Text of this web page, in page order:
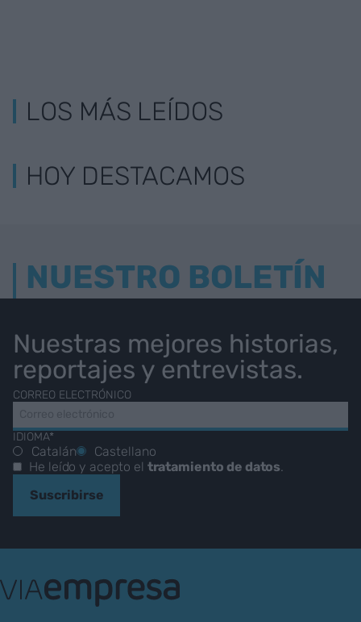
LOS MÁS LEÍDOS
HOY DESTACAMOS
NUESTRO BOLETÍN
Nuestras mejores historias,
reportajes y entrevistas.
CORREO ELECTRÓNICO
IDIOMA*
Catalán
Castellano
He leído y acepto el tratamiento de datos
Suscribirse